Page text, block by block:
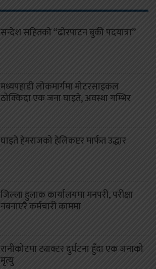
सन्देश सहितको “ढोरपाटन बुकी पदयात्रा”
मध्यपहाडी लोकमार्गमा मोटरसाइकल
ठोक्किदा एक जना घाइते, अवस्था गम्भिर
घाइते हेमराजको हेलिकप्टर मार्फत उद्धार
जिल्ला हुलाक कार्यालयमा मनपरी, परीक्षा
नबनाएरै कर्मचारी काममा
रानीकोटमा ट्याक्टर दुर्घटना हुँदा एक जनाको
मृत्यु